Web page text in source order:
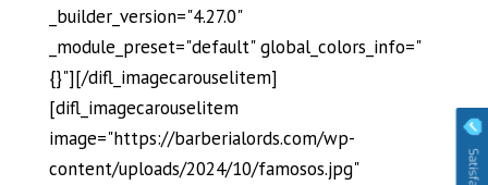
_builder_version="4.27.0"
_module_preset="default" global_colors_info="
{}"][/difl_imagecarouselitem]
[difl_imagecarouselitem
image="https://barberialords.com/wp-
content/uploads/2024/10/famosos.jpg"